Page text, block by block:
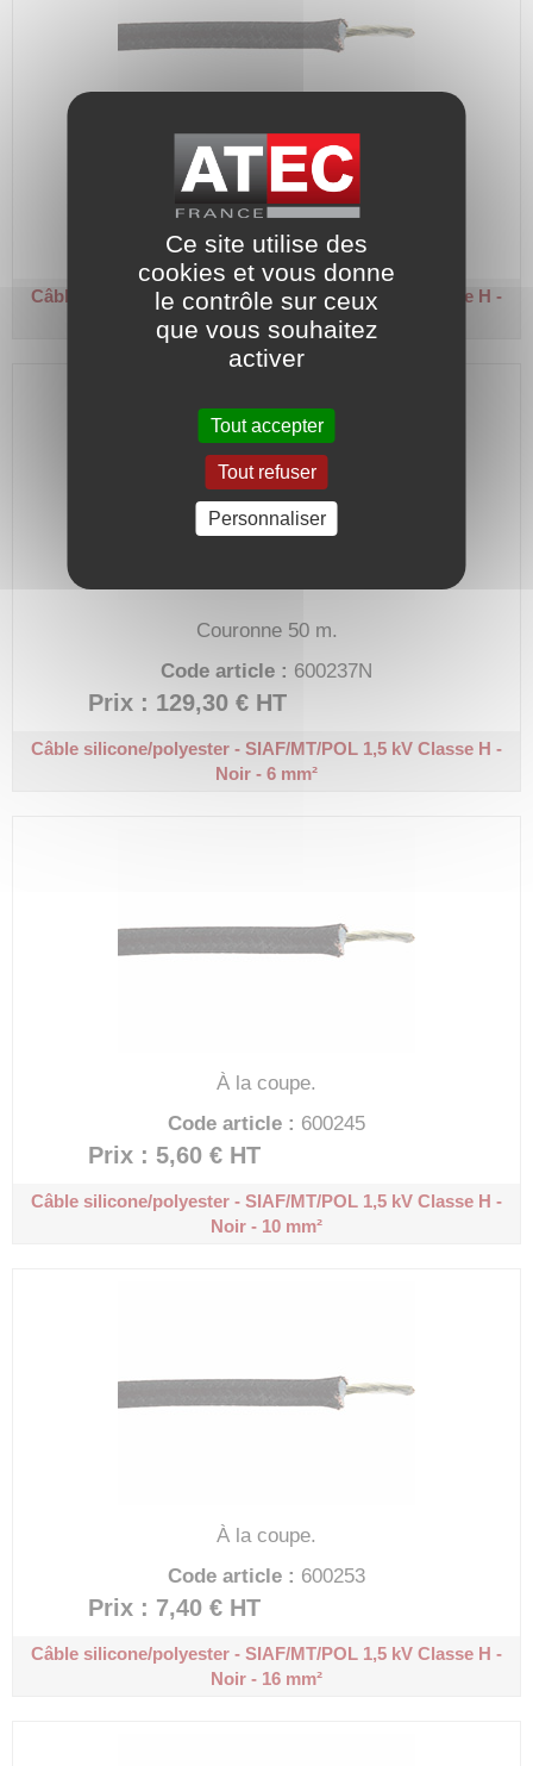
Couronne 50 m.
Code article :600229N
Prix : 91,20 €HT
Câble silicone/polyester - SIAF/MT/POL 1,5 kV
Classe H -
Noir - 4 mm²
Couronne 50 m.
Code article : 600237N
Prix : 129,30 € HT
Câble silicone/polyester - SIAF/MT/POL 1,5 kV Classe H -
Noir - 6 mm²
À la coupe.
Code article : 600245
Prix : 5,60 € HT
Câble silicone/polyester - SIAF/MT/POL 1,5 kV Classe H -
Noir - 10 mm²
À la coupe.
Code article : 600253
Prix : 7,40 € HT
Câble silicone/polyester - SIAF/MT/POL 1,5 kV Classe H -
Noir - 16 mm²
Ce site utilise des
cookies et vous donne
le contrôle sur ceux
que vous souhaitez
activer
Tout accepter
Tout refuser
Personnaliser